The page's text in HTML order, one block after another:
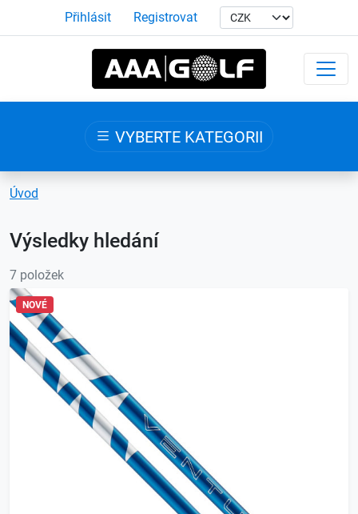
Přihlásit Registrovat
VYBERTE KATEGORII
Úvod
Výsledky hledání
7 položek
NOVÉ